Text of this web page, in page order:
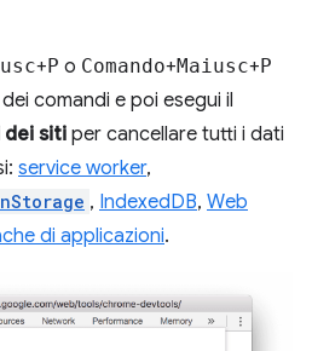
+P o Comando+Maiusc+P
comandi e poi esegui il
dei siti per cancellare tutti i dati
service worker,
, IndexedDB, Web
di applicazioni.